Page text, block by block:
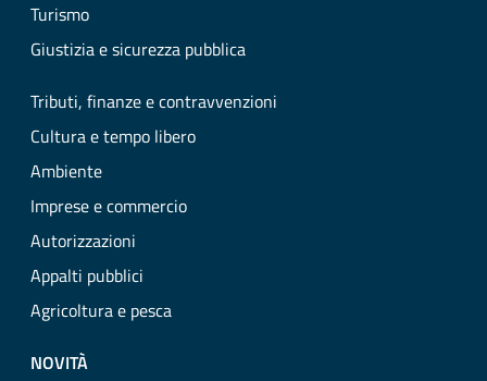
Turismo
Giustizia e sicurezza pubblica
Tributi, finanze e contravvenzioni
Cultura e tempo libero
Ambiente
Imprese e commercio
Autorizzazioni
Appalti pubblici
Agricoltura e pesca
NOVITÀ